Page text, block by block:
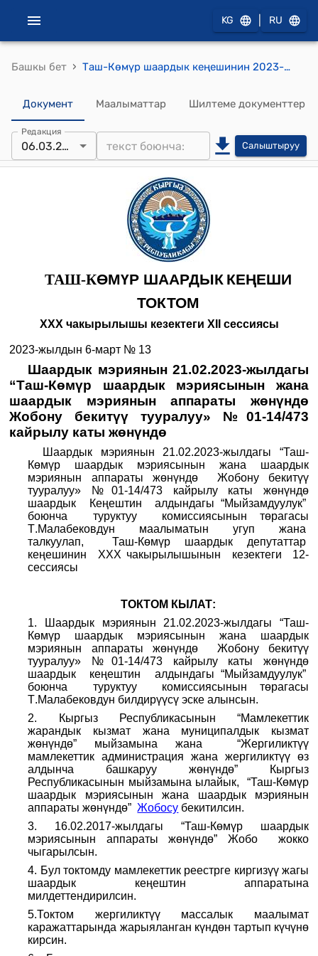
KG RU
Башкы бет › Таш-Көмүр шаардык кеңешинин 2023-жылдын 6-мартындагы № 13 "Шаардык мэриянын 21.02.2023-жылдагы “Таш-Көмүр шаардык мэриясынын жана шаардык мэриянын аппараты жөнүндө Жобону бекитүү тууралуу» №01-14/473 кайрылу каты жөнүндө" токтому
Документ Маалыматтар Шилтеме документтер
Редакция
06.03.2023 Салыштыруу